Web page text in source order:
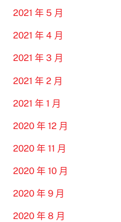
2021 年 5 月
2021 年 4 月
2021 年 3 月
2021 年 2 月
2021 年 1 月
2020 年 12 月
2020 年 11 月
2020 年 10 月
2020 年 9 月
2020 年 8 月